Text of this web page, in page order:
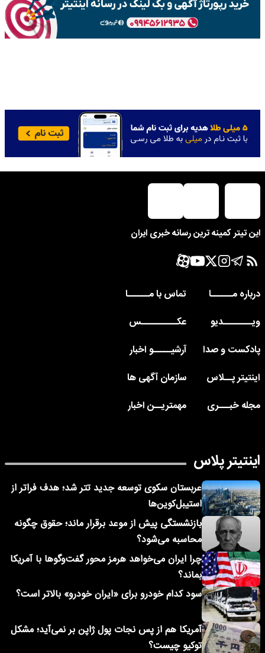
این تیتر کمینه ترین رسانه خبری ایران
درباره مــــــا
تماس با مــــــا
ویــــــــدیو
عکــــــــــس
پادکست و صدا
آرشیـــــو اخبار
اینتیتر پــلاس
سازمان آگهی ها
مجله خبـــری
مهمتریــن اخبار
اینتیتر پلاس
عربستان سکوی توسعه جدید تتر شد؛ هدف فراتر از
استیبل‌کوین‌ها
بازنشستگی پیش از موعد برقرار ماند؛ حقوق چگونه
محاسبه می‌شود؟
چرا ایران می‌خواهد هرمز محور گفت‌وگوها با آمریکا
بماند؟
سود کدام خودرو برای «ایران خودرو» بالاتر است؟
آمریکا هم از پس نجات پول ژاپن بر نمی‌آید؛ مشکل
توکیو چیست؟